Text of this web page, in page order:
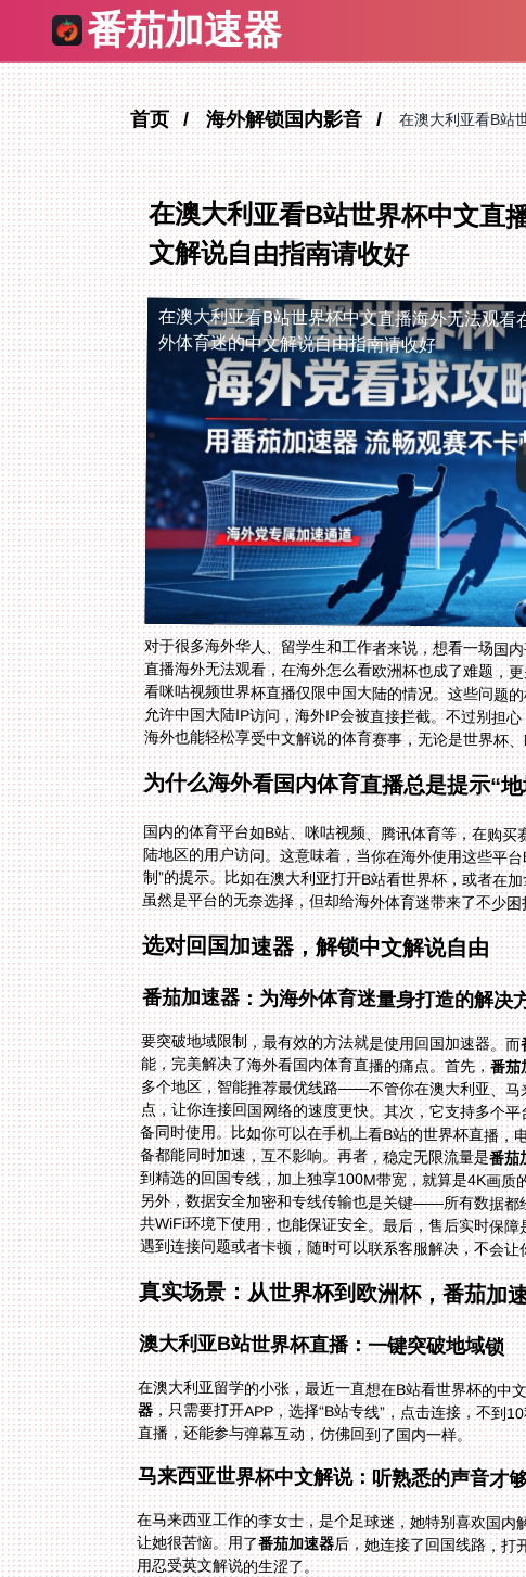
番茄加速器
首页 海外解锁国内影音 在澳大利亚看B站
在澳大利亚看B站世界杯中文直
文解说自由指南请收好
在澳大利亚看B站世界杯中文直播海外无法观看
外体育迷的中文解说自由指南请收好
对于很多海外华人、留学生和工作者来说，想看一场
直播海外无法观看，在海外怎么看欧洲杯也成了难题，
海外也能轻松享受中文解说的体育赛事，无论是世界杯
为什么海外看国内体育直播总是提示“
国内的体育平台如B站、咪咕视频、腾讯体育等，在购
陆地区的用户访问。这意味着，当你在海外使用这些平
制”的提示。比如在澳大利亚打开B站看世界杯，或者在
虽然是平台的无奈选择，但却给海外体育迷带来了不
选对回国加速器，解锁中文解说自由
番茄加速器：为海外体育迷量身打造的解决
要突破地域限制，最有效的方法就是使用回国加速器。而
能，完美解决了海外看国内体育直播的痛点。首先，番茄
备都能同时加速，互不影响。再者，稳定无限流量是番茄
共WiFi环境下使用，也能保证安全。最后，售后实时保障
遇到连接问题或者卡顿，随时可以联系客服解决，不会
真实场景：从世界杯到欧洲杯，番茄加
澳大利亚B站世界杯直播：一键突破地域锁
在澳大利亚留学的小张，最近一直想在B站看世界杯的中
器，只需要打开APP，选择“B站专线”，点击连接，不到
直播，还能参与弹幕互动，仿佛回到了国内一样。
马来西亚世界杯中文解说：听熟悉的声音才
在马来西亚工作的李女士，是个足球迷，她特别喜欢国
让她很苦恼。用了番茄加速器后，她连接了回国线路，打
用忍受英文解说的生涩了。